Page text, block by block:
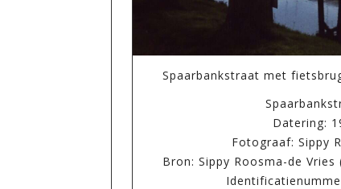
Spaarbankstraat met
Datering:
Fotograaf: Sippy
Bron: Sippy Roosma-de